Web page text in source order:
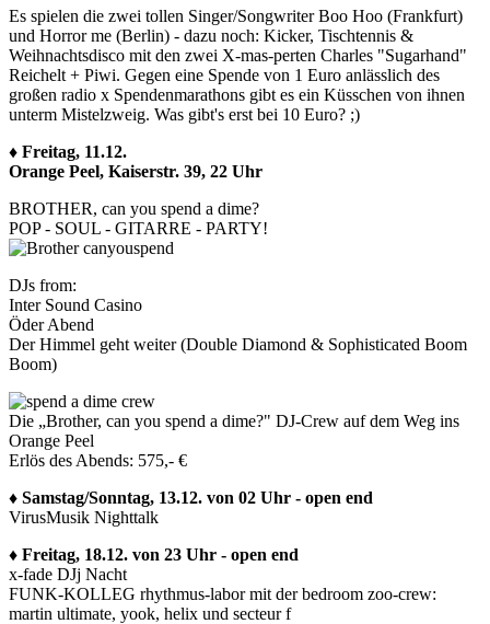
Es spielen die zwei tollen Singer/Songwriter Boo Hoo (Frankfurt)
und Horror me (Berlin) - dazu noch: Kicker, Tischtennis &
Weihnachtsdisco mit den zwei X-mas-perten Charles "Sugarhand"
Reichelt + Piwi. Gegen eine Spende von 1 Euro anlässlich des
großen radio x Spendenmarathons gibt es ein Küsschen von ihnen
unterm Mistelzweig. Was gibt's erst bei 10 Euro? ;)
♦ Freitag, 11.12.
Orange Peel, Kaiserstr. 39, 22 Uhr
BROTHER, can you spend a dime?
POP - SOUL - GITARRE - PARTY!
DJs from:
Inter Sound Casino
Öder Abend
Der Himmel geht weiter (Double Diamond & Sophisticated Boom
Boom)
Die „Brother, can you spend a dime?" DJ-Crew auf dem Weg ins
Orange Peel
Erlös des Abends: 575,- €
♦ Samstag/Sonntag, 13.12. von 02 Uhr - open end
VirusMusik Nighttalk
♦ Freitag, 18.12. von 23 Uhr - open end
x-fade DJj Nacht
FUNK-KOLLEG rhythmus-labor mit der bedroom zoo-crew:
martin ultimate, yook, helix und secteur f